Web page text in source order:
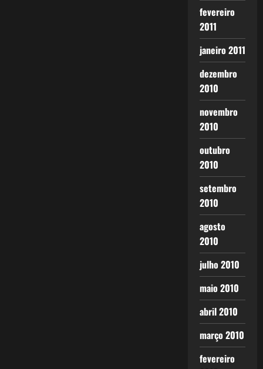
fevereiro
2011
janeiro 2011
dezembro
2010
novembro
2010
outubro
2010
setembro
2010
agosto
2010
julho 2010
maio 2010
abril 2010
março 2010
fevereiro